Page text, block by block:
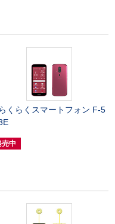
らくらくスマートフォン F-5
売中